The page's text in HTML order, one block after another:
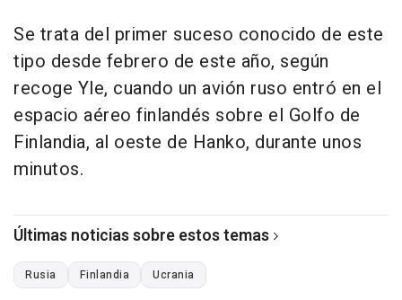
Se trata del primer suceso conocido de este
tipo desde febrero de este año, según
recoge Yle, cuando un avión ruso entró en el
espacio aéreo finlandés sobre el Golfo de
Finlandia, al oeste de Hanko, durante unos
minutos.
Últimas noticias sobre estos temas
Rusia Finlandia Ucrania